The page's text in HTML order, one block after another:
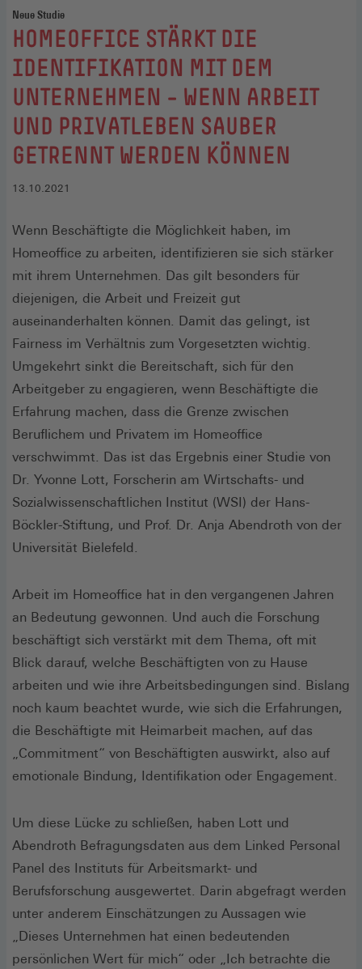
Neue Studie
:
HOMEOFFICE STÄRKT DIE
IDENTIFIKATION MIT DEM
UNTERNEHMEN – WENN ARBEIT
UND PRIVATLEBEN SAUBER
GETRENNT WERDEN KÖNNEN
13.10.2021
Wenn Beschäftigte die Möglichkeit haben, im
Homeoffice zu arbeiten, identifizieren sie sich stärker
mit ihrem Unternehmen. Das gilt besonders für
diejenigen, die Arbeit und Freizeit gut
auseinanderhalten können. Damit das gelingt, ist
Fairness im Verhältnis zum Vorgesetzten wichtig.
Umgekehrt sinkt die Bereitschaft, sich für den
Arbeitgeber zu engagieren, wenn Beschäftigte die
Erfahrung machen, dass die Grenze zwischen
Beruflichem und Privatem im Homeoffice
verschwimmt. Das ist das Ergebnis einer Studie von
Dr. Yvonne Lott, Forscherin am Wirtschafts- und
Sozialwissenschaftlichen Institut (WSI) der Hans-
Böckler-Stiftung, und Prof. Dr. Anja Abendroth von der
Universität Bielefeld.
Arbeit im Homeoffice hat in den vergangenen Jahren
an Bedeutung gewonnen. Und auch die Forschung
beschäftigt sich verstärkt mit dem Thema, oft mit
Blick darauf, welche Beschäftigten von zu Hause
arbeiten und wie ihre Arbeitsbedingungen sind. Bislang
noch kaum beachtet wurde, wie sich die Erfahrungen,
die Beschäftigte mit Heimarbeit machen, auf das
„Commitment“ von Beschäftigten auswirkt, also auf
emotionale Bindung, Identifikation oder Engagement.
Um diese Lücke zu schließen, haben Lott und
Abendroth Befragungsdaten aus dem Linked Personal
Panel des Instituts für Arbeitsmarkt- und
Berufsforschung ausgewertet. Darin abgefragt werden
unter anderem Einschätzungen zu Aussagen wie
„Dieses Unternehmen hat einen bedeutenden
persönlichen Wert für mich“ oder „Ich betrachte die